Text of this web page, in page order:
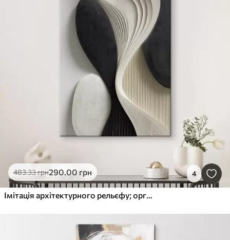
483.33грн290.00 грн 4
Імітація архітектурного рельєфу; органічна абстрактна геометрія.